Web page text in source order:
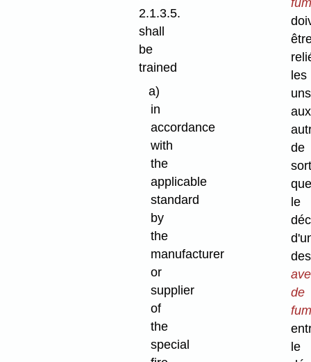
2.1.3.5.
shall
be
trained
a)
in
accordance
with
the
applicable
standard
by
the
manufacturer
or
supplier
of
the
special
les
uns
aux
de
que
le
des
de
le